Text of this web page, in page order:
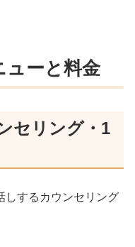
ューと料金
セリング・1
しするカウンセリング